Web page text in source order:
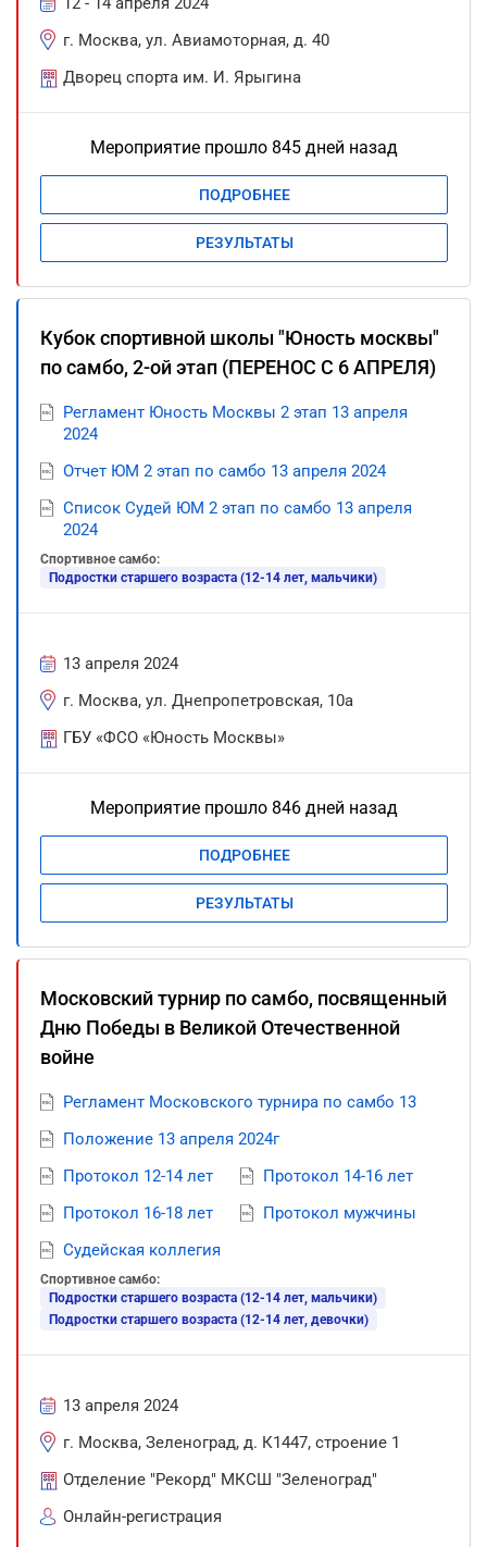
г. Москва, ул. Авиамоторная, д. 40
Дворец спорта им. И. Ярыгина
Мероприятие прошло 845 дней назад
ПОДРОБНЕЕ
РЕЗУЛЬТАТЫ
Кубок спортивной школы "Юность москвы"
по самбо, 2-ой этап (ПЕРЕНОС С 6 АПРЕЛЯ)
Регламент Юность Москвы 2 этап 13 апреля
2024
Отчет ЮМ 2 этап по самбо 13 апреля 2024
Список Судей ЮМ 2 этап по самбо 13 апреля
2024
Спортивное самбо:
Подростки старшего возраста (12-14 лет, мальчики)
13 апреля 2024
г. Москва, ул. Днепропетровская, 10а
ГБУ «ФСО «Юность Москвы»
Мероприятие прошло 846 дней назад
ПОДРОБНЕЕ
РЕЗУЛЬТАТЫ
Московский турнир по самбо, посвященный
Дню Победы в Великой Отечественной
войне
Регламент Московского турнира по самбо 13
Положение 13 апреля 2024г
Протокол 12-14 лет
Протокол 14-16 лет
Протокол 16-18 лет
Протокол мужчины
Судейская коллегия
Спортивное самбо:
Подростки старшего возраста (12-14 лет, мальчики)
Подростки старшего возраста (12-14 лет, девочки)
13 апреля 2024
г. Москва, Зеленоград, д. К1447, строение 1
Отделение "Рекорд" МКСШ "Зеленоград"
Онлайн-регистрация